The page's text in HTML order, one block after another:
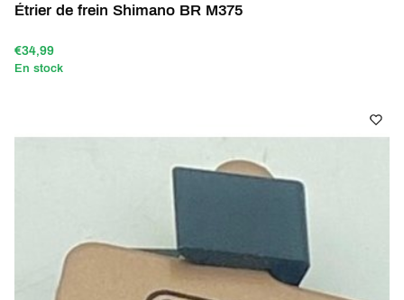
Étrier de frein Shimano BR M375
€34,99
En stock